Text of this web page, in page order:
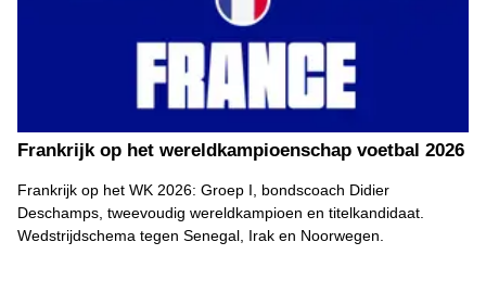
Frankrijk op het wereldkampioenschap voetbal 2026
Frankrijk op het WK 2026: Groep I, bondscoach Didier
Deschamps, tweevoudig wereldkampioen en titelkandidaat.
Wedstrijdschema tegen Senegal, Irak en Noorwegen.